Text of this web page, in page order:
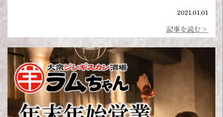
2021.01.01
記事を読む>